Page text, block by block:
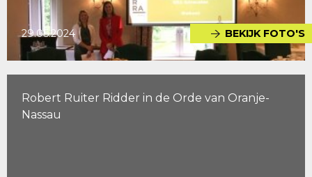
29.05.2024 BEKIJK FOTO'S
Robert Ruiter Ridder in de Orde van Oranje-
Nassau